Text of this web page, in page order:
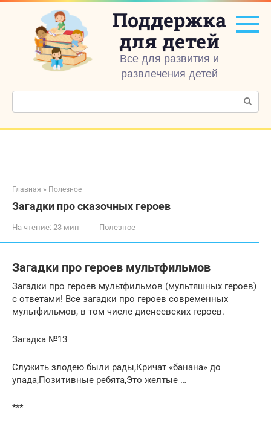
Перейти
контенту
Поддержка
для детей
Все для развития и
развлечения детей
Поиск:
Главная » Полезное
Загадки про сказочных героев
На чтение: 23 мин Полезное
Загадки про героев мультфильмов
Загадки про героев мультфильмов (мультяшных героев)
с ответами! Все загадки про героев современных
мультфильмов, в том числе диснеевских героев.
Загадка №13
Служить злодею были рады,Кричат «банана» до
упада,Позитивные ребята,Это желтые …
***